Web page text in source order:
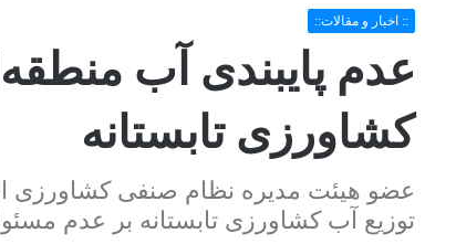
:: اخبار و مقالات::
عدم پایبندی آب
کشاورزی تابستانه
عضو هیئت مدیره نظام صنفی کشاورزی
توزیع آب کشاورزی تابستانه بر عدم